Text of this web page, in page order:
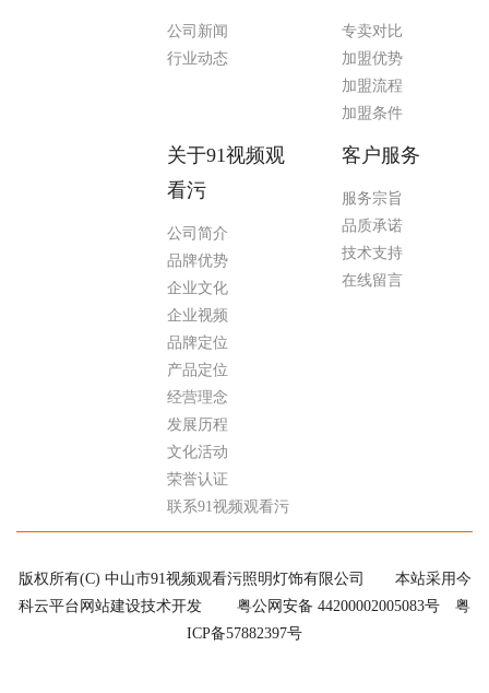
公司新闻
行业动态
专卖对比
加盟优势
加盟流程
加盟条件
关于91视频观
看污
公司简介
品牌优势
企业文化
企业视频
品牌定位
产品定位
经营理念
发展历程
文化活动
荣誉认证
联系91视频观看污
客户服务
服务宗旨
品质承诺
技术支持
在线留言
版权所有(C) 中山市91视频观看污照明灯饰有限公司 本站采用今
科云平台网站建设技术开发 粤公网安备 44200002005083号 粤
ICP备57882397号